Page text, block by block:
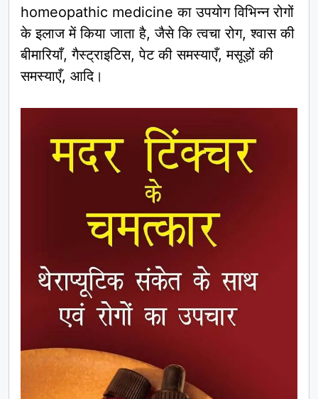
homeopathic medicine का उपयोग विभिन्न रोगों
के इलाज में किया जाता है, जैसे कि त्वचा रोग, श्वास की
बीमारियाँ, गैस्ट्राइटिस, पेट की समस्याएँ, मसूड़ों की
समस्याएँ, आदि।